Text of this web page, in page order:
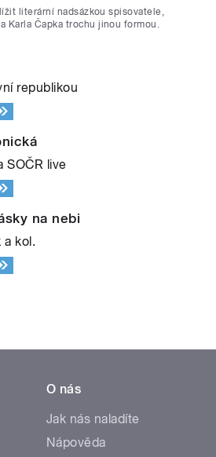
literární nadsázkou spisovatele,
Karla Čapka trochu jinou formou.
republikou
SOČR live
na nebi
a kol.
O nás
Jak nás naladíte
Nápověda